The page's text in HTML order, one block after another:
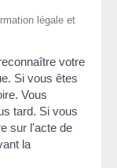
légale et
votre
Si vous êtes
Vous
tard. Si vous
sur l'acte de
la